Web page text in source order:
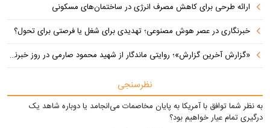
ارائه طرحی برای کاهش مصرف انرژی در ساختمان‌های مسکونی
خبرنگاری در عصر هوش مصنوعی؛ تهدیدی برای شغل یا فرصتی برای تحول؟
«گزارش آخرین گزارش»؛ روایتی ماندگار از شهید محمود صارمی در روز خبرنگار
نظرسنجی
به نظر شما توافق با آمریکا به پایان مخاصمات می‌انجامد یا دوباره شاهد یک
درگیری تمام عیار خواهیم بود؟